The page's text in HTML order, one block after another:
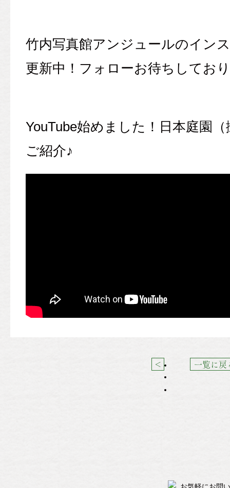
竹内写真館アンジュールのイン
更新中！フォローお待ちしてお
YouTube始めました！日本庭園
ご紹介♪
一覧に戻
＜